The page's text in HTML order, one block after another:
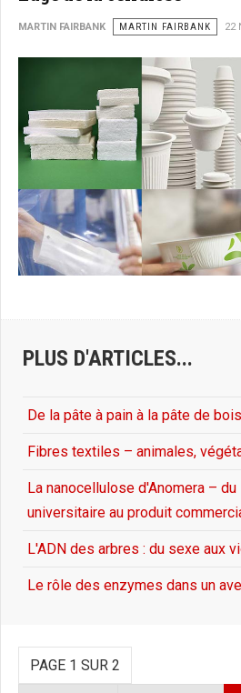
MARTIN FAIRBANK MARTIN FAIRBANK 22
PLUS D'ARTICLES...
De la pâte à pain à la pâte de
Fibres textiles – animales,
La nanocellulose d'Anomera –
universitaire au produit
L'ADN des arbres : du sexe aux
Le rôle des enzymes dans un
PAGE 1 SUR 2